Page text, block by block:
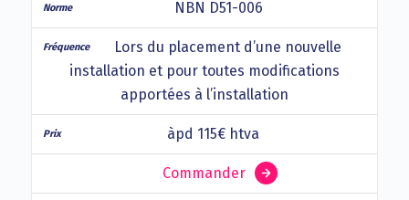
NBN D51-006
Lors du placement d’une nouvelle
installation et pour toutes modifications
apportées à l’installation
àpd 115€ htva
Commander